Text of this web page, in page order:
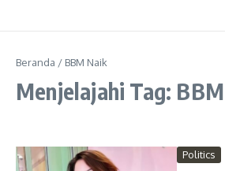
Beranda / BBM Naik
Menjelajahi Tag:
Politics